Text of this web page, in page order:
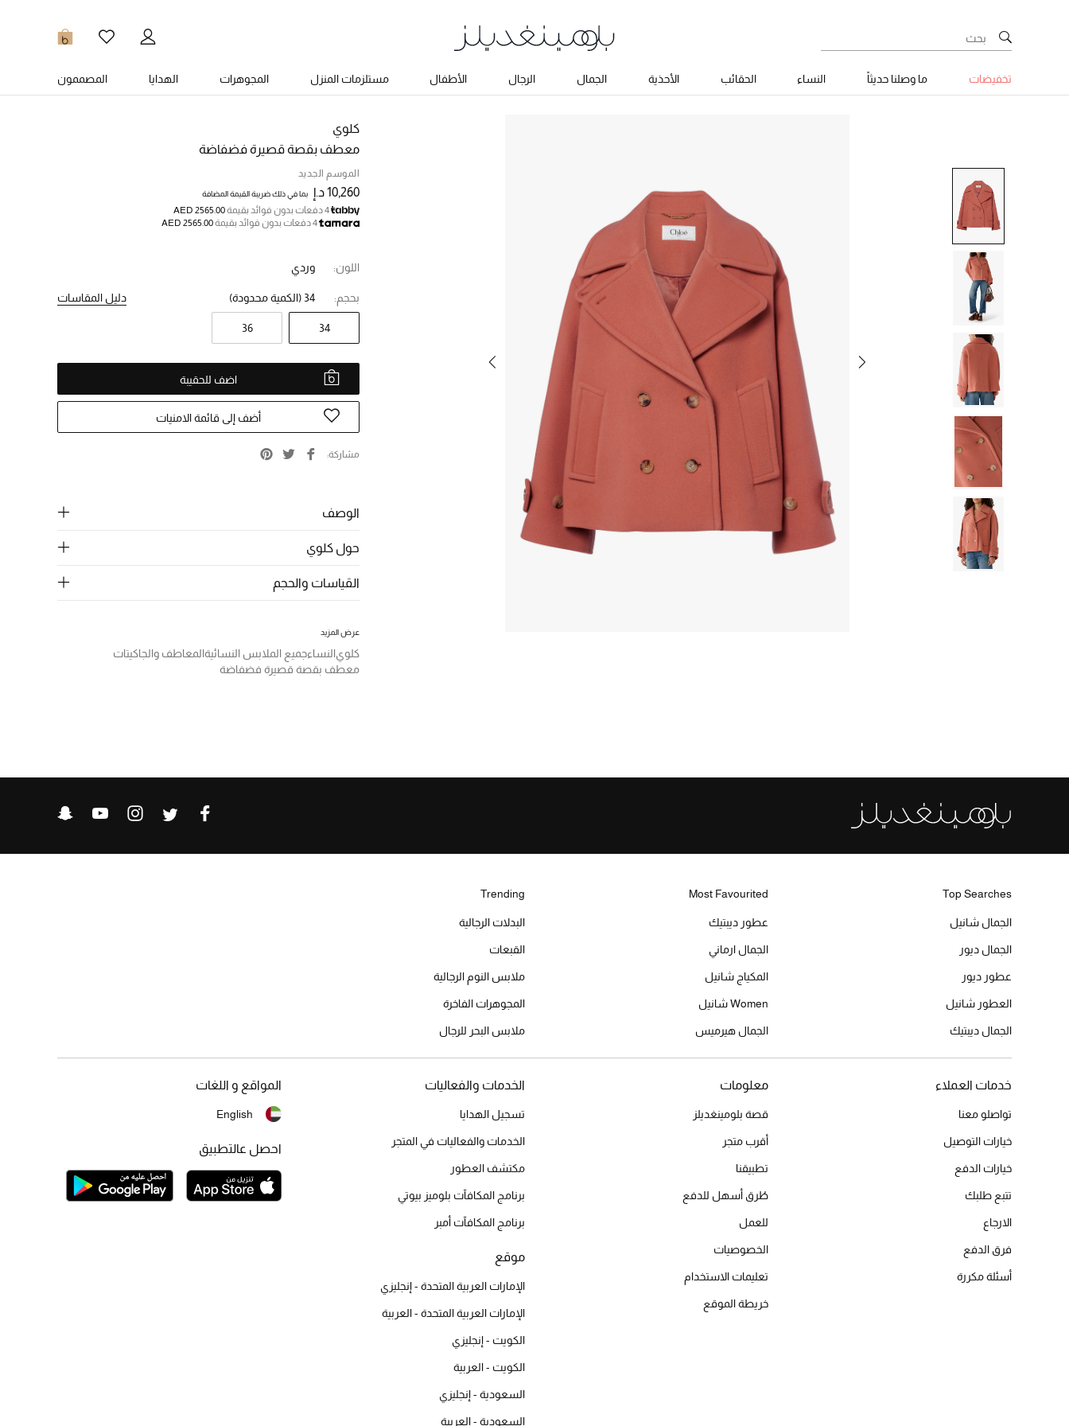
0
تخفيضات ما وصلنا حديثاً النساء الحقائب الأحذية الجمال الرجال الأطفال مستلزمات المنزل المجوهرات الهدايا المصممون
كلوي
معطف بقصة قصيرة فضفاضة
الموسم الجديد
10,260 د.إ بما في ذلك ضريبة القيمة المضافة
4 دفعات بدون فوائد بقيمة
AED 2565.00
4 دفعات بدون فوائد بقيمة
AED 2565.00
اللون: وردي
بحجم: 34 (الكمية محدودة) دليل المقاسات
34
36
اضف للحقيبة
أضف إلى قائمة الامنيات
مشاركة
الوصف
حول كلوي
القياسات والحجم
عرض المزيد
كلويالنساءجميع الملابس النسائيةالمعاطف والجاكيتات
معطف بقصة قصيرة فضفاضة
Top Searches
الجمال شانيل
الجمال ديور
عطور ديور
العطور شانيل
الجمال ديبتيك
Most Favourited
عطور ديبتيك
الجمال ارماني
المكياج شانيل
Women شانيل
الجمال هيرميس
Trending
البدلات الرجالية
القبعات
ملابس النوم الرجالية
المجوهرات الفاخرة
ملابس البحر للرجال
خدمات العملاء
تواصلو معنا
خيارات التوصيل
خيارات الدفع
تتبع طلبك
الارجاع
فرق الدفع
أسئلة مكررة
معلومات
قصة بلومينغديلز
أقرب متجر
تطبيقنا
طُرق أسهل للدفع
للعمل
الخصوصيات
تعليمات الاستخدام
خريطة الموقع
الخدمات والفعاليات
تسجيل الهدايا
الخدمات والفعاليات في المتجر
مكتشف العطور
برنامج المكافآت بلوميز بيوتي
برنامج المكافآت أمبر
موقع
الإمارات العربية المتحدة - إنجليزي
الإمارات العربية المتحدة - العربية
الكويت - إنجليزي
الكويت - العربية
السعودية - إنجليزي
السعودية - العربية
المواقع و اللغات
English
احصل عالتطبيق